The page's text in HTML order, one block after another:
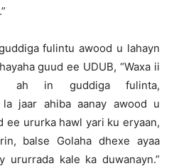
fulintu awood u lahayn
guud ee UDUB, “Waxa ii
ah in guddiga fulinta,
la jaar ahiba aanay awood u
ee ururka hawl yari ku eryaan,
balse Golaha dhexe ayaa
ururrada kale ka duwanayn.”